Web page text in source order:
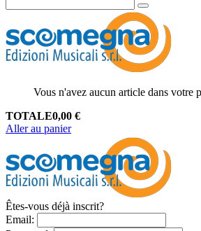
Vous n'avez aucun article dans votre
TOTALE0,00 €
Aller au panier
Êtes-vous déjà inscrit?
Email: